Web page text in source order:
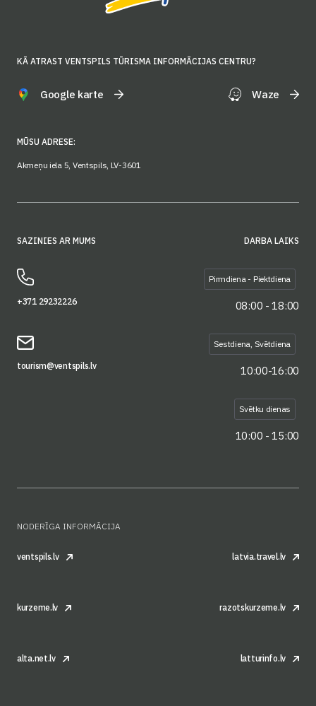
KĀ ATRAST VENTSPILS TŪRISMA INFORMĀCIJAS CENTRU?
Google karte Waze
MŪSU ADRESE:
Akmeņu iela 5, Ventspils, LV-3601
SAZINIES AR MUMS
+371 29232226
tourism@ventspils.lv
DARBA LAIKS
Pirmdiena - Piektdiena
08:00 - 18:00
Sestdiena, Svētdiena
10:00-16:00
Svētku dienas
10:00 - 15:00
NODERĪGA INFORMĀCIJA
ventspils.lv latvia.travel.lv
kurzeme.lv razotskurzeme.lv
alta.net.lv latturinfo.lv